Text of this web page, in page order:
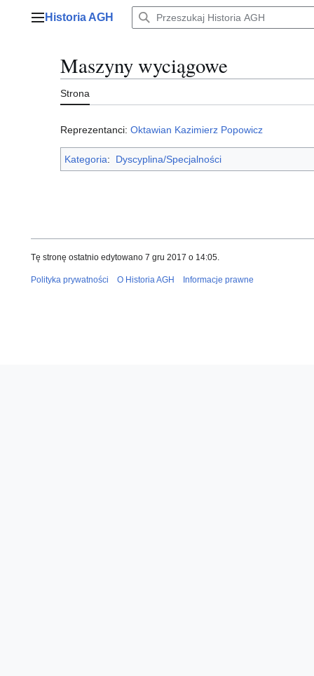
Menu główne
Historia AGH
Maszyny wyciągowe
Strona
Reprezentanci: Oktawian Kazimierz Popowicz
Kategoria: Dyscyplina/Specjalności
Tę stronę ostatnio edytowano 7 gru 2017 o 14:05.
Polityka prywatności O Historia AGH Informacje prawne